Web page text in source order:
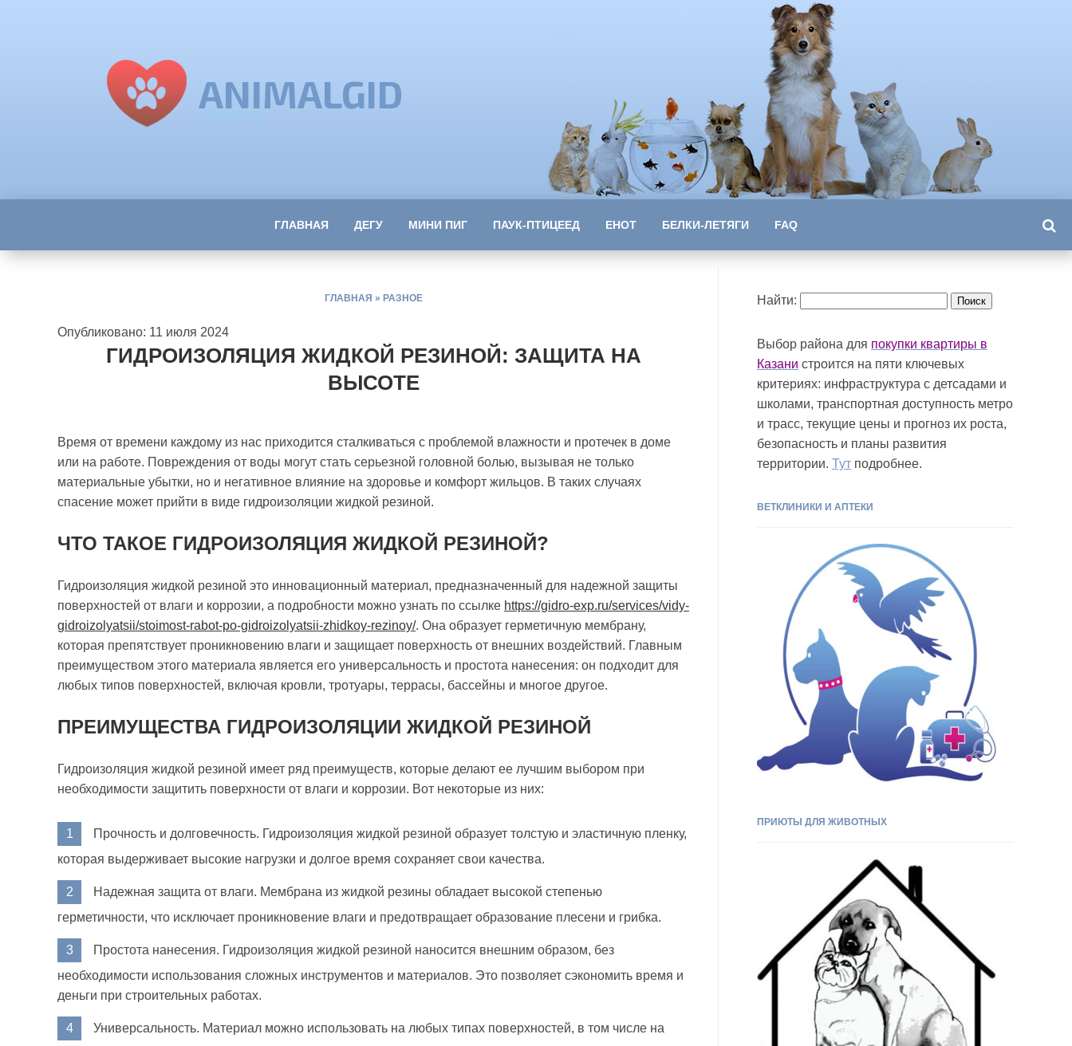
ANIMALGID
ANIMALGID
ГЛАВНАЯ ДЕГУ МИНИ ПИГ ПАУК-ПТИЦЕЕД ЕНОТ БЕЛКИ-ЛЕТЯГИ FAQ
ГЛАВНАЯ » РАЗНОЕ
Опубликовано: 11 июля 2024
ГИДРОИЗОЛЯЦИЯ ЖИДКОЙ РЕЗИНОЙ: ЗАЩИТА НА
ВЫСОТЕ
Время от времени каждому из нас приходится сталкиваться с проблемой влажности и протечек в доме
или на работе. Повреждения от воды могут стать серьезной головной болью, вызывая не только
материальные убытки, но и негативное влияние на здоровье и комфорт жильцов. В таких случаях
спасение может прийти в виде гидроизоляции жидкой резиной.
ЧТО ТАКОЕ ГИДРОИЗОЛЯЦИЯ ЖИДКОЙ РЕЗИНОЙ?
Гидроизоляция жидкой резиной это инновационный материал, предназначенный для надежной защиты
поверхностей от влаги и коррозии, а подробности можно узнать по ссылке https://gidro-exp.ru/services/vidy-
gidroizolyatsii/stoimost-rabot-po-gidroizolyatsii-zhidkoy-rezinoy/. Она образует герметичную мембрану,
которая препятствует проникновению влаги и защищает поверхность от внешних воздействий. Главным
преимуществом этого материала является его универсальность и простота нанесения: он подходит для
любых типов поверхностей, включая кровли, тротуары, террасы, бассейны и многое другое.
ПРЕИМУЩЕСТВА ГИДРОИЗОЛЯЦИИ ЖИДКОЙ РЕЗИНОЙ
Гидроизоляция жидкой резиной имеет ряд преимуществ, которые делают ее лучшим выбором при
необходимости защитить поверхности от влаги и коррозии. Вот некоторые из них:
Прочность и долговечность. Гидроизоляция жидкой резиной образует толстую и эластичную пленку,
которая выдерживает высокие нагрузки и долгое время сохраняет свои качества.
Надежная защита от влаги. Мембрана из жидкой резины обладает высокой степенью
герметичности, что исключает проникновение влаги и предотвращает образование плесени и грибка.
Простота нанесения. Гидроизоляция жидкой резиной наносится внешним образом, без
необходимости использования сложных инструментов и материалов. Это позволяет сэкономить время и
деньги при строительных работах.
Универсальность. Материал можно использовать на любых типах поверхностей, в том числе на
Найти:
Выбор района для покупки квартиры в
Казани строится на пяти ключевых
критериях: инфраструктура с детсадами и
школами, транспортная доступность метро
и трасс, текущие цены и прогноз их роста,
безопасность и планы развития
территории. Тут подробнее.
ВЕТКЛИНИКИ И АПТЕКИ
ПРИЮТЫ ДЛЯ ЖИВОТНЫХ